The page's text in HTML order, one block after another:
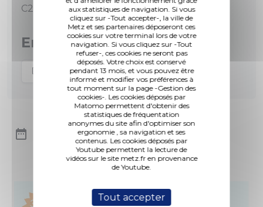
aux statistiques de navigation. Si vous
cliquez sur -Tout accepter-, la ville de
Metz et ses partenaires déposeront ces
cookies sur votre terminal lors de votre
navigation. Si vous cliquez sur -Tout
refuser-, ces cookies ne seront pas
déposés. Votre choix est conservé
pendant 13 mois, et vous pouvez être
informé et modifier vos préférences à
tout moment sur la page -Gestion des
cookies-. Les cookies déposés par
Matomo permettent d'obtenir des
statistiques de fréquentation
anonymes du site afin d'optimiser son
ergonomie , sa navigation et ses
contenus. Les cookies déposés par
Youtube permettent la lecture de
vidéos sur le site metz.fr en provenance
de Youtube.
Tout accepter
C2BI (OPC)
En savoir plus
Cabinet Ropa & associé
A l'agenda Tout voir